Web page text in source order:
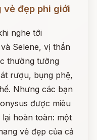
vẻ đẹp phi giới
nghe tới
Selene, vị thần
thường tưởng
rượu, bụng phệ,
Nhưng các bạn
được miêu
hoàn toàn: một
vẻ đẹp của cả